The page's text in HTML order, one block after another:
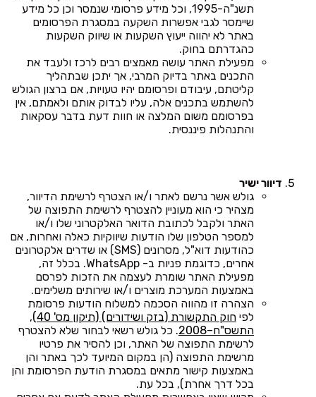
תשנ"ה-1995, וכל מידע פרסומי שנמסר וכן כל מידע
שיימסר לגבי אפשרות השקעה במסגרת הפרסומים
באתר לא יהווה ייעוץ השקעות או שיווק השקעות
כהגדרתם בחוק.
מפעילת האתר עושה מאמצים רבים לרכז ולעבד את
התכנים באתר בדיוק המרבי, אך יתכן שבתהליך
קליטתם, עיבודם ופרסומם יהיו טעויות, אם ברצון הגולש
להשתמש בתכנים אלה, עליו לבדוק אותם ולאמתם, אין
בפרסומם משום המלצה או חוות דעת בדבר עסקאות
והתנהלות פיננסית.
דיוור ישיר
גולש אשר נרשם לאתר ו/או הצטרף לרשימת הדיוור,
מצהיר כי הוא מעוניין להצטרף לרשימת התפוצה של
האתר ולקבל לכתובת הדואר האלקטרוני שלו ו/או
למספר הטלפון שלו הודעות שיווקיות כאלה ואחרות, אם
כהודעות דוא"ל, מסרונים (SMS) או שדרים אלקטרונים
אחרים, כדוגמת פניות ב- WhatsApp. בכלל זה,
מפעילת האתר שומרת לעצמה את הזכות לפרסם
באמצעות המערכת מוצרים ו/או שירותים משלימים.
הצהרה זו מהווה הסכמה למשלוח הודעות פרסומת
לפי
חוק התקשורת (בזק ושידורים) (תיקון מס' 40),
התשס"ח–2008
. כל גולש רשאי לבחור שלא להצטרף
לרשימת התפוצה של האתר, וכן להסיר את פרטיו
מרשימת התפוצה (הן במקום המיועד לכך באתר והן
באמצעות קישור מתאים במסגרת הודעת הפרסומת והן
בכל דרך אחרת), בכל עת.